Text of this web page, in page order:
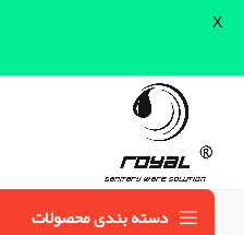
دسته بندی محصولات
X